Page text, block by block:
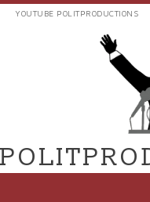
Aller
EXTERNES
YOUTUBE POLITPRODUCTIONS